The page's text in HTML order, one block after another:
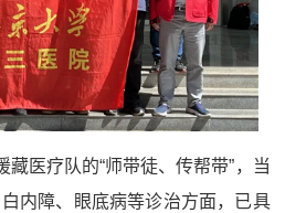
藏医疗队的“师带徒、传帮带”，当
内障、眼底病等诊治方面，已具